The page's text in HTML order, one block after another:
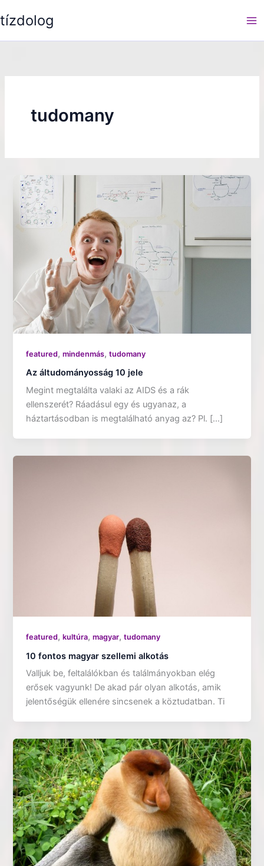
to
tízdolog
tudomany
featured,mindenmás,tudomany
Az áltudományosság 10 jele
Megint megtalálta valaki az AIDS és a rák
ellenszerét? Ráadásul egy és ugyanaz, a
háztartásodban is megtalálható anyag az? Pl. […]
featured,kultúra,magyar,tudomany
10 fontos magyar szellemi alkotás
Valljuk be, feltalálókban és találmányokban elég
erősek vagyunk! De akad pár olyan alkotás, amik
jelentőségük ellenére sincsenek a köztudatban. Ti